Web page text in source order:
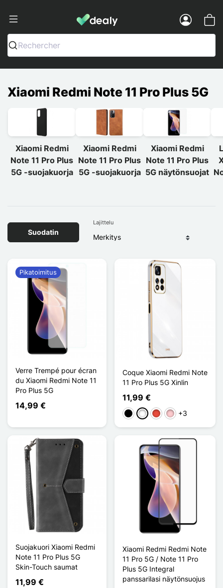
Dealy - Kotelot ja tarvikkeet
Rechercher
Xiaomi Redmi Note 11 Pro Plus 5G
Xiaomi Redmi
Note 11 Pro Plus
5G -suojakuorja
Xiaomi Redmi
Note 11 Pro Plus
5G -suojakuorja
Xiaomi Redmi
Note 11 Pro Plus
5G näytönsuojat
Suodatin
Lajittelu
Verre Trempé pour écran
du Xiaomi Redmi Note 11
Pro Plus 5G
14,99 €
Pikatoimitus
Coque Xiaomi Redmi Note
11 Pro Plus 5G Xinlin
11,99 €
MustaValkoinen
Punainen
Pinkki
+3
Suojakuori Xiaomi Redmi
Note 11 Pro Plus 5G
Skin-Touch saumat
11,99 €
Xiaomi Redmi Redmi Note
11 Pro 5G / Note 11 Pro
Plus 5G Integral
panssarilasi näytönsuojus